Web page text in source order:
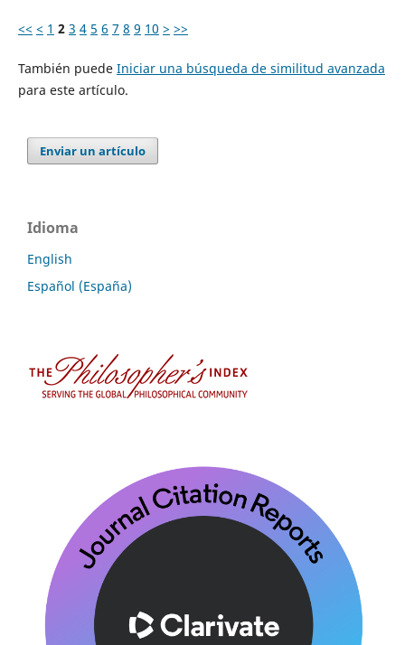
<< < 1 2 3 4 5 6 7 8 9 10 > >>
También puede Iniciar una búsqueda de similitud avanzada
para este artículo.
Enviar un artículo
Idioma
English
Español (España)